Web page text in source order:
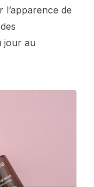
l’apparence de
jour au